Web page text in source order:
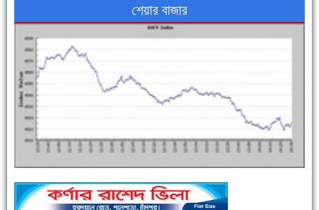
এক সপ্তাহে শনাক্ত বেড়েছে ৫৫%, মৃত্যু ৪৬%
শেয়ার বাজার